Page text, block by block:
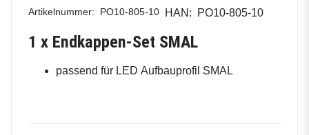
Artikelnummer: PO10-805-10 HAN: PO10-805-10
1 x Endkappen-Set SMAL
passend für LED Aufbauprofil SMAL